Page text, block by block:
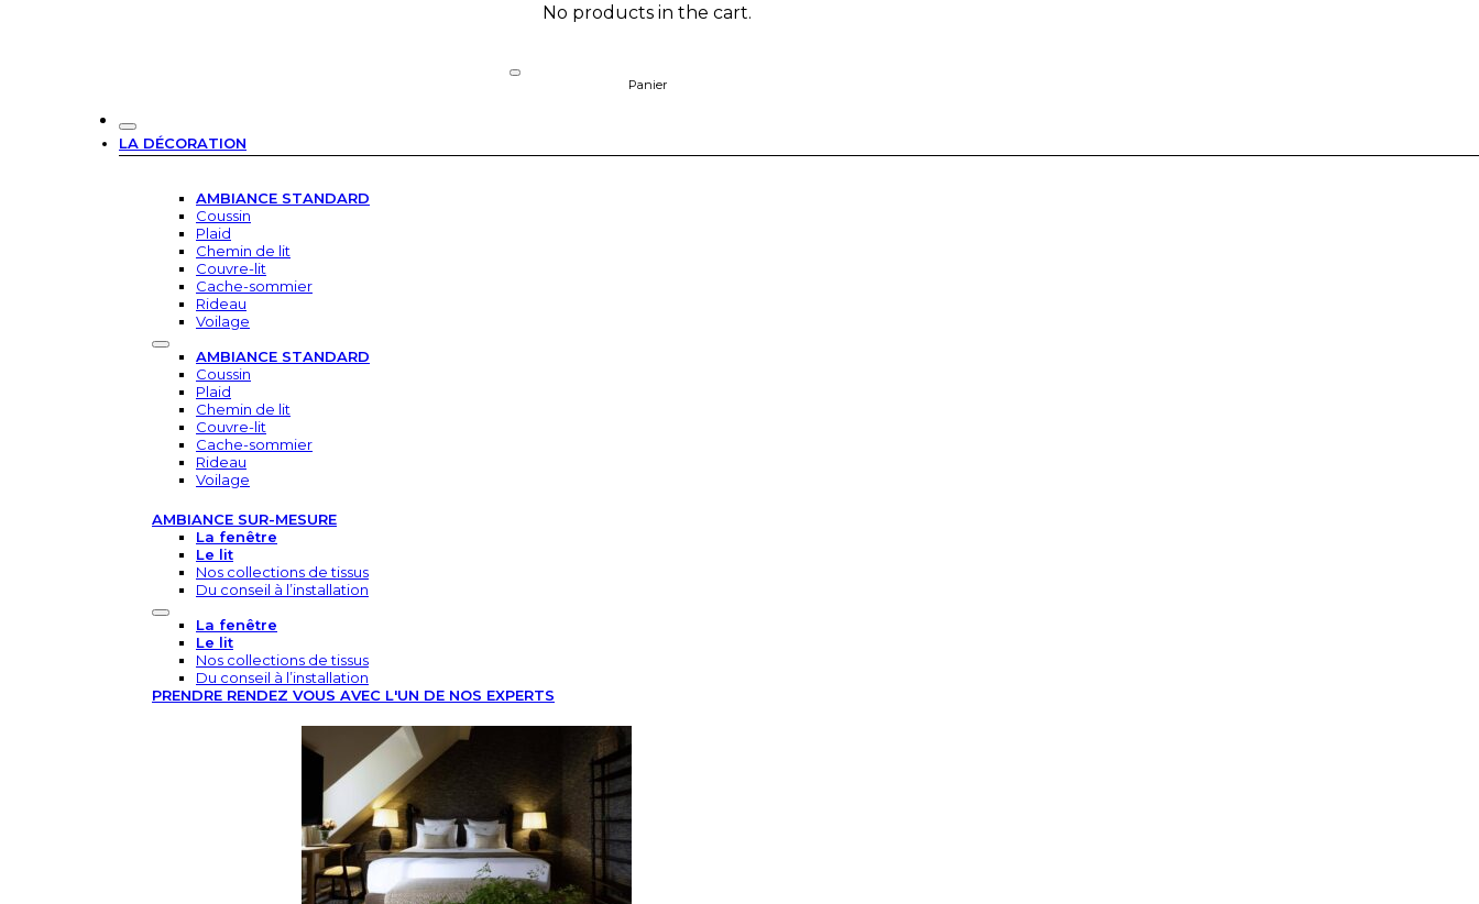
No products in the cart.
Panier
LA DÉCORATION
AMBIANCE STANDARD
Coussin
Plaid
Chemin de lit
Couvre-lit
Cache-sommier
Rideau
Voilage
AMBIANCE STANDARD
Coussin
Plaid
Chemin de lit
Couvre-lit
Cache-sommier
Rideau
Voilage
AMBIANCE SUR-MESURE
La fenêtre
Le lit
Nos collections de tissus
Du conseil à l’installation
La fenêtre
Le lit
Nos collections de tissus
Du conseil à l’installation
PRENDRE RENDEZ VOUS AVEC L'UN DE NOS EXPERTS